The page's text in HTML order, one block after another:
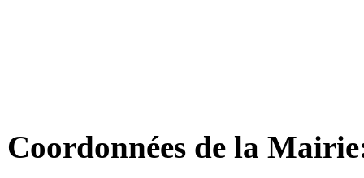
Coordonnées de la